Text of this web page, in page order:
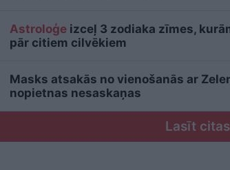
Astroloģe izceļ 3 zodiaka zīmes,
pār citiem cilvēkiem
Masks atsakās no vienošanās ar
nopietnas nesaskaņas
Lasīt